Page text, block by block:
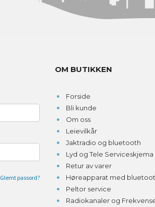
Glemt passord?
OM BUTIKKEN
Forside
Bli kunde
Om oss
Leievilkår
Jaktradio og bluetooth
Lyd og Tele Serviceskjema
Retur av varer
Høreapparat med
Peltor service
Radiokanaler og